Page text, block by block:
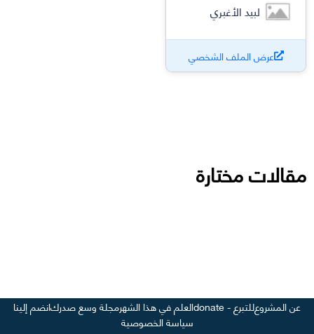
لبيد الأغبري
عرض الملف الشخصي
مقالات مختارة
عن المشروعللتبرع - donate العلم في هذا الشهرمجلة وسع صدركانضم إلينا
سياسة الخصوصية